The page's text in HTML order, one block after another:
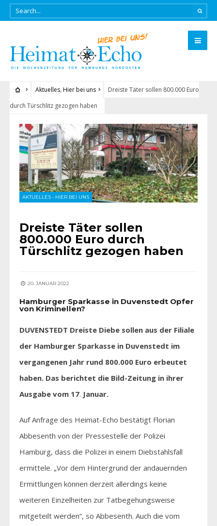
Aktuelles, Hier bei uns
Dreiste Täter sollen 800.000 Euro
durch Türschlitz gezogen haben
AKTUELLES • HIER BEI UNS
Dreiste Täter sollen
800.000 Euro durch
Türschlitz gezogen haben
20. JANUAR 2022
Hamburger Sparkasse in Duvenstedt Opfer
von Kriminellen?
DUVENSTEDT Dreiste Diebe sollen aus der Filiale
der Hamburger Sparkasse in Duvenstedt im
vergangenen Jahr rund 800.000 Euro erbeutet
haben. Das berichtet die Bild-Zeitung in ihrer
Ausgabe vom 17. Januar.
Auf Anfrage des Heimat-Echo bestätigt Florian
Abbesenth von der Pressestelle der Polizei
Hamburg, dass die Polizei in einem Diebstahlsfall
ermittele. „Vor dem Hintergrund der andauernden
Ermittlungen können derzeit allerdings keine
weiteren Einzelheiten zur Tatbegehungsweise
mitgeteilt werden“, so Abbesenth. Auch die vom